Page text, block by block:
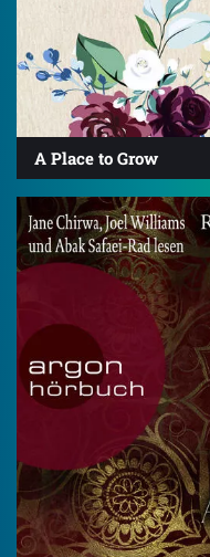
A Place to Grow